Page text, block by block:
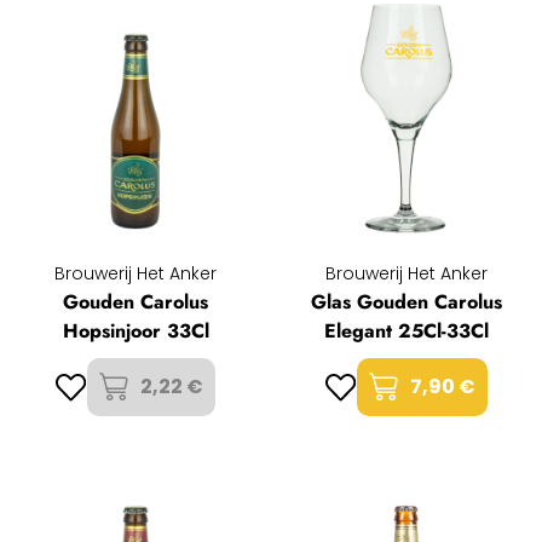
Brouwerij Het Anker
Gouden Carolus
Hopsinjoor 33Cl
2,22 €
Brouwerij Het Anker
Glas Gouden Carolus
Elegant 25Cl-33Cl
7,90 €